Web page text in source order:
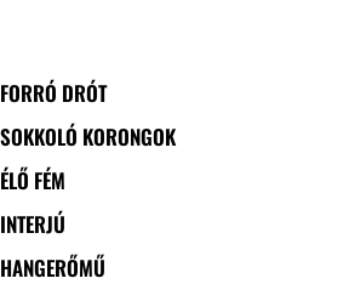
FORRÓ DRÓT
SOKKOLÓ KORONGOK
ÉLŐ FÉM
INTERJÚ
HANGERŐMŰ